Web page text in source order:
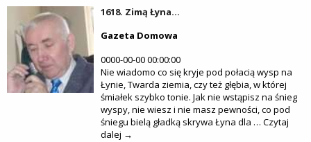
1618. Zimą Łyna…
Gazeta Domowa
0000-00-00 00:00:00
Nie wiadomo co się kryje pod połacią wysp na
Łynie, Twarda ziemia, czy też głębia, w której
śmiałek szybko tonie. Jak nie wstąpisz na śnieg
wyspy, nie wiesz i nie masz pewności, co pod
śniegu bielą gładką skrywa Łyna dla … Czytaj
dalej →